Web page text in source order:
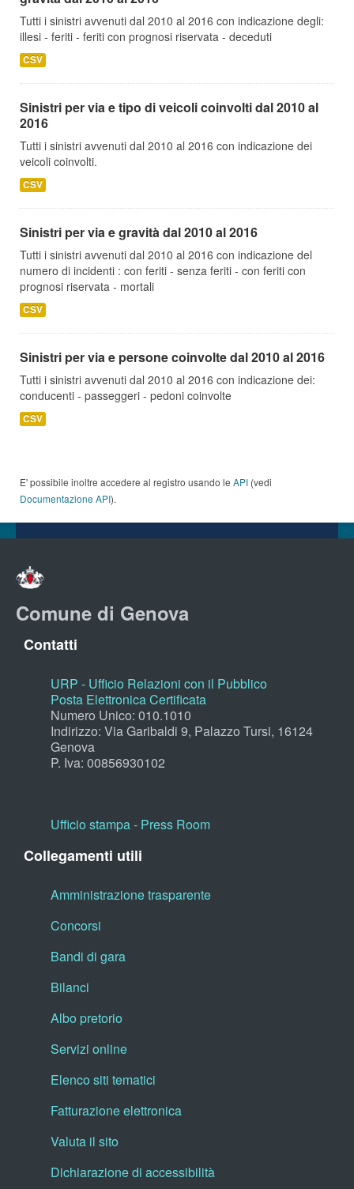
Tutti i sinistri avvenuti dal 2010 al 2016 con indicazione degli:
illesi - feriti - feriti con prognosi riservata - deceduti
CSV
Sinistri per via e tipo di veicoli coinvolti dal 2010 al
2016
Tutti i sinistri avvenuti dal 2010 al 2016 con indicazione dei
veicoli coinvolti.
CSV
Sinistri per via e gravità dal 2010 al 2016
Tutti i sinistri avvenuti dal 2010 al 2016 con indicazione del
numero di incidenti : con feriti - senza feriti - con feriti con
prognosi riservata - mortali
CSV
Sinistri per via e persone coinvolte dal 2010 al 2016
Tutti i sinistri avvenuti dal 2010 al 2016 con indicazione dei:
conducenti - passeggeri - pedoni coinvolte
CSV
E' possibile inoltre accedere al registro usando le API (vedi
Documentazione API).
Comune di Genova
Contatti
URP - Ufficio Relazioni con il Pubblico
Posta Elettronica Certificata
Numero Unico: 010.1010
Indirizzo: Via Garibaldi 9, Palazzo Tursi, 16124
Genova
P. Iva: 00856930102
Ufficio stampa - Press Room
Collegamenti utili
Amministrazione trasparente
Concorsi
Bandi di gara
Bilanci
Albo pretorio
Servizi online
Elenco siti tematici
Fatturazione elettronica
Valuta il sito
Dichiarazione di accessibilità